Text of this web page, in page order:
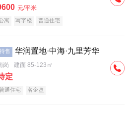
元/平米
寓 写字楼 普通住宅
待售 华润置地·中海·九里芳华
岗 建面 85-123㎡
定
通住宅 名企盘